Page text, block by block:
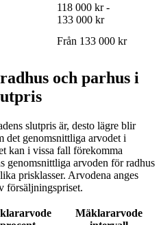
118 000 kr -
133 000 kr
Från 133 000 kr
och parhus i
slutpris är, desto lägre blir
det genomsnittliga arvodet i
kan i vissa fall förekomma
genomsnittliga arvoden förradhus
prisklasser. Arvodena anges
försäljningspriset.
Mäklararvode